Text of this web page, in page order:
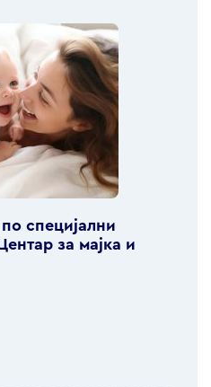
специјални
за мајка и